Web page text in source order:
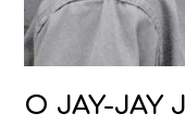
Ο JAY-JAY